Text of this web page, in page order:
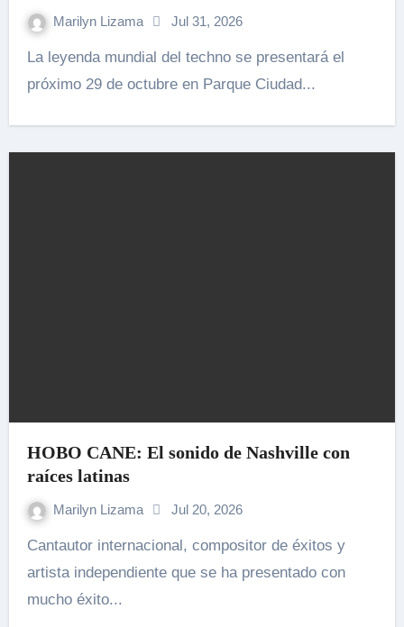
música electrónica
Marilyn Lizama Jul 31, 2026
La leyenda mundial del techno se presentará el
próximo 29 de octubre en Parque Ciudad...
HOBO CANE: El sonido de Nashville con
raíces latinas
Marilyn Lizama Jul 20, 2026
Cantautor internacional, compositor de éxitos y
artista independiente que se ha presentado con
mucho éxito...